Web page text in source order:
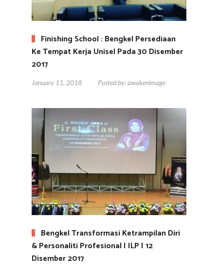
Finishing School : Bengkel Persediaan
Ke Tempat Kerja Unisel Pada 30 Disember
2017
January 11, 2018 Posted by:awakenimage
Bengkel Transformasi Ketrampilan Diri
& Personaliti Profesional | ILP | 12
Disember 2017